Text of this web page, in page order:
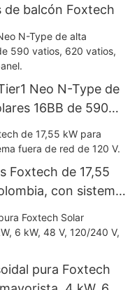
de balcón Foxtech
Neo N-Type de
16BB de 590
y 650 vatios con
Foxtech de 17,55
con sistema
pura Foxtech